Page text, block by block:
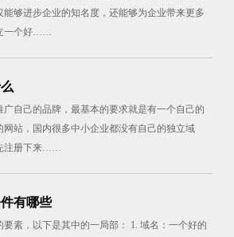
够进步企业的知名度，还能够为企业带来更多
一个好……
自己的品牌，最基本的要求就是有一个自己的
站，国内很多中小企业都没有自己的独立域
注册下来……
有哪些
素，以下是其中的一局部： 1. 域名：一个好的